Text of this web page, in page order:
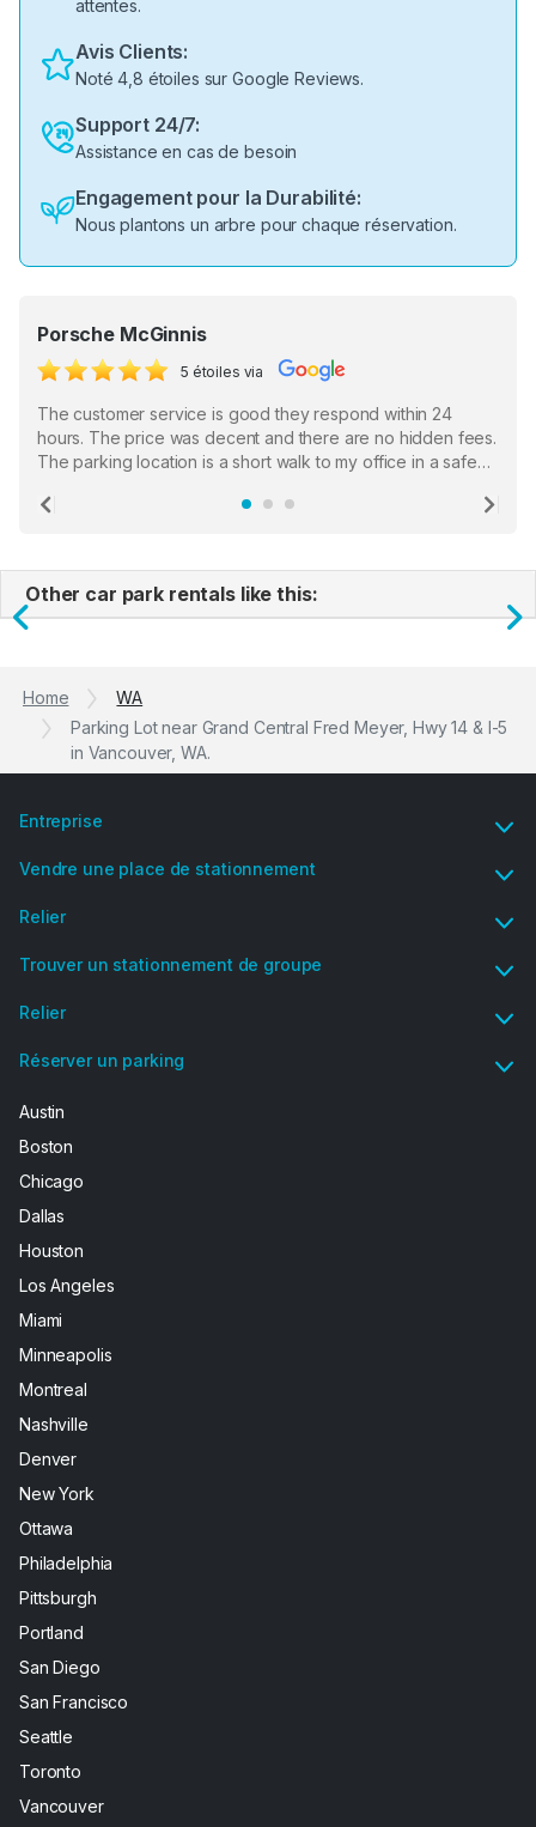
attentes.
Avis Clients:
Noté 4,8 étoiles sur Google Reviews.
Support 24/7:
Assistance en cas de besoin
Engagement pour la Durabilité:
Nous plantons un arbre pour chaque réservation.
Porsche McGinnis
5 étoiles via
The customer service is good they respond within 24
hours. The price was decent and there are no hidden fees.
The parking location is a short walk to my office in a safe
the staff who serve as a third party in distributing the
Previous
Other car park rentals like this:
Previous
Home
WA
Parking Lot near Grand Central Fred Meyer, Hwy 14 & I-5
in Vancouver, WA.
Entreprise
Vendre une place de stationnement
Relier
Trouver un stationnement de groupe
Relier
Réserver un parking
Austin
Boston
Chicago
Dallas
Houston
Los Angeles
Miami
Minneapolis
Montreal
Nashville
Denver
New York
Ottawa
Philadelphia
Pittsburgh
Portland
San Diego
San Francisco
Seattle
Toronto
Vancouver